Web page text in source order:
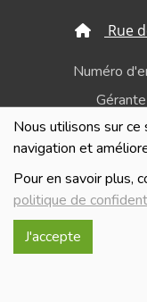
Nous utilisons sur
navigation et
Pour en savoir plus,
politique de
J'accepte
Rue
Numéro
Politique de